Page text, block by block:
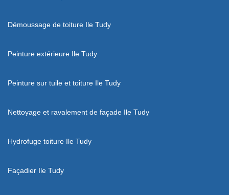
Démoussage de toiture Ile Tudy
Peinture extérieure Ile Tudy
Peinture sur tuile et toiture Ile Tudy
Nettoyage et ravalement de façade Ile Tudy
Hydrofuge toiture Ile Tudy
Façadier Ile Tudy